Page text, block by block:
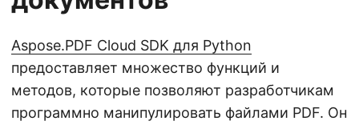
Aspose.PDF Cloud SDK для Python
предоставляет множество функций и
методов, которые позволяют разработчикам
программно манипулировать файлами PDF. Он